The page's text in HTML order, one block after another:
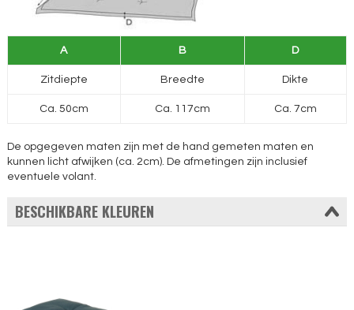
A B D
Zitdiepte Breedte Dikte
Ca. 50cm Ca. 117cm Ca. 7cm
De opgegeven maten zijn met de hand gemeten maten en
kunnen licht afwijken (ca. 2cm). De afmetingen zijn inclusief
eventuele volant.
BESCHIKBARE KLEUREN